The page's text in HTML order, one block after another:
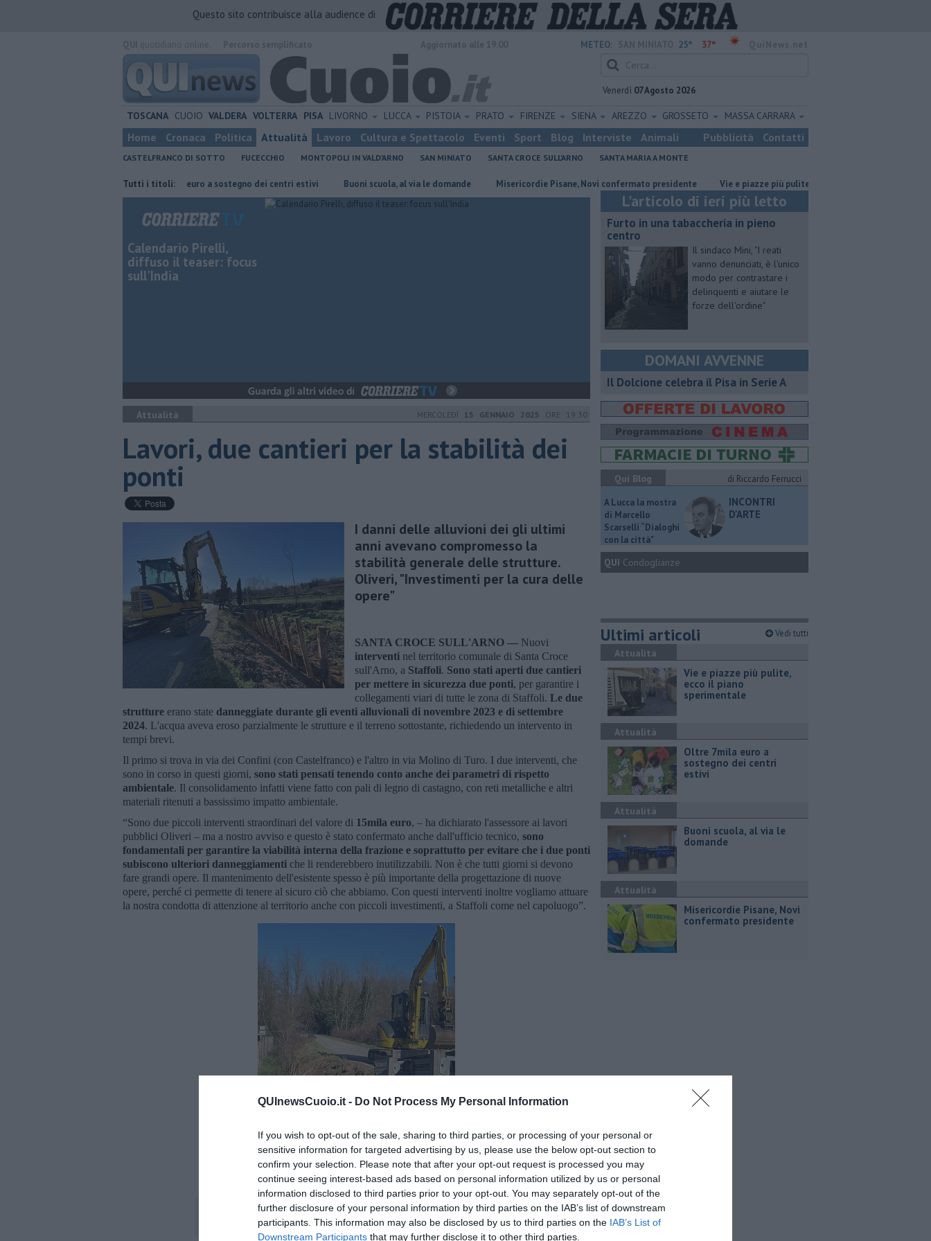
QUInewsCuoio.it - Do Not Process My Personal Information
If you wish to opt-out of the sale, sharing to third parties, or processing of your personal or
sensitive information for targeted advertising by us, please use the below opt-out section to
confirm your selection. Please note that after your opt-out request is processed you may
continue seeing interest-based ads based on personal information utilized by us or personal
information disclosed to third parties prior to your opt-out. You may separately opt-out of the
further disclosure of your personal information by third parties on the IAB’s list of downstream
participants. This information may also be disclosed by us to third parties on the IAB’s List of
Downstream Participants that may further disclose it to other third parties.
Questo sito contribuisce alla audience di
METEO: 25° 37°
Venerdì 07 Agosto 2026
TOSCANA CUOIO VALDERA VOLTERRA PISA LIVORNO LUCCA PISTOIA PRATO FIRENZE SIENA AREZZO GROSSETO MASSA CARRARA
Home Cronaca Politica Attualità Lavoro Cultura e Spettacolo Eventi Sport Blog Interviste Animali Pubblicità Contatti
CASTELFRANCO DI SOTTO FUCECCHIO MONTOPOLI IN VALD'ARNO SAN MINIATO SANTA CROCE SULL'ARNO SANTA MARIA A MONTE
Tutti i titoli:
Oltre 7mila euro a sostegno dei centri estivi Buoni scuola, al via le domande Misericordie Pisane, Novi confermato presidente Vie e piazze più pulite, ecco il piano sperimentale
Calendario Pirelli,
diffuso il teaser: focus
sull'India
Attualità MERCOLEDÌ 15 GENNAIO 2025 ORE 19:30
Lavori, due cantieri per la stabilità dei
ponti
I danni delle alluvioni dei gli ultimi
anni avevano compromesso la
stabilità generale delle strutture.
Oliveri, "Investimenti per la cura delle
opere"
SANTA CROCE SULL'ARNO — Nuovi
interventi nel territorio comunale di Santa Croce
sull'Arno, a Staffoli. Sono stati aperti due cantieri
per mettere in sicurezza due ponti, per garantire i
collegamenti viari di tutte le zona di Staffoli. Le due
strutture erano state danneggiate durante gli eventi alluvionali di novembre 2023 e di settembre
2024. L'acqua aveva eroso parzialmente le strutture e il terreno sottostante, richiedendo un intervento in
tempi brevi.
Il primo si trova in via dei Confini (con Castelfranco) e l'altro in via Molino di Turo. I due interventi, che
sono in corso in questi giorni, sono stati pensati tenendo conto anche dei parametri di rispetto
ambientale. Il consolidamento infatti viene fatto con pali di legno di castagno, con reti metalliche e altri
materiali ritenuti a bassissimo impatto ambientale.
“Sono due piccoli interventi straordinari del valore di 15mila euro, – ha dichiarato l'assessore ai lavori
pubblici Oliveri – ma a nostro avviso e questo è stato confermato anche dall'ufficio tecnico, sono
fondamentali per garantire la viabilità interna della frazione e soprattutto per evitare che i due ponti
subiscono ulteriori danneggiamenti che li renderebbero inutilizzabili. Non è che tutti giorni si devono
fare grandi opere. Il mantenimento dell'esistente spesso è più importante della progettazione di nuove
opere, perché ci permette di tenere al sicuro ciò che abbiamo. Con questi interventi inoltre vogliamo attuare
la nostra condotta di attenzione al territorio anche con piccoli investimenti, a Staffoli come nel capoluogo”.
L'articolo di ieri più letto
Furto in una tabaccheria in pieno
centro
Il sindaco Mini, "I reati
vanno denunciati, è l'unico
modo per contrastare i
delinquenti e aiutare le
forze dell'ordine"
DOMANI AVVENNE
Il Dolcione celebra il Pisa in Serie A
Qui Blog
di Riccardo Ferrucci
A Lucca la mostra
di Marcello
Scarselli “Dialoghi
con la città"
INCONTRI
D'ARTE
QUI Condoglianze
Ultimi articoli Vedi tutti
Attualità
Vie e piazze più pulite,
ecco il piano
sperimentale
Attualità
Oltre 7mila euro a
sostegno dei centri
estivi
Attualità
Buoni scuola, al via le
domande
Attualità
Misericordie Pisane, Novi
confermato presidente